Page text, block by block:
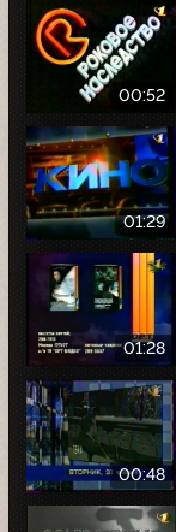
00:52
01:29
01:28
00:48